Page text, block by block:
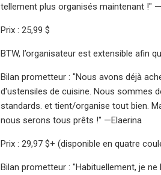
tellement plus organisés maintenant !"
Prix ​​: 25,99 $
BTW, l’organisateur est extensible afin
Bilan prometteur : "Nous avons déjà
d'ustensiles de cuisine. Nous sommes
standards. et tient/organise tout bien.
nous serons tous prêts !" —Elaerina
Prix ​​: 29,97 $+ (disponible en quatre
Bilan prometteur : "Habituellement, je